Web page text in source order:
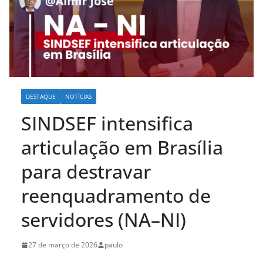
DESTAQUE NOTÍCIAS
SINDSEF intensifica
articulação em Brasília
para destravar
reenquadramento de
servidores (NA–NI)
27 de março de 2026 paulo